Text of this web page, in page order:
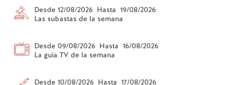
Desde 12/08/2026 Hasta 19/08/2026
Las subastas de la semana
Desde 09/08/2026 Hasta 16/08/2026
La guía TV de la semana
Desde 10/08/2026 Hasta 17/08/2026